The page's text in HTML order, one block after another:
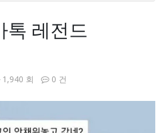
수정과 문제 해결을 도와드립니다
수정과 문제 해결을 도와드립니다
톡 레전드
1,940 회 0 건